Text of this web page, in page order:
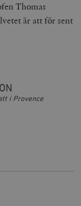
Thomas
är att för sent
i Provence
timbro.se